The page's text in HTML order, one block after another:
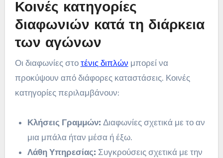
Κοινές κατηγορίες
διαφωνιών κατά τη διάρκεια
των αγώνων
Οι διαφωνίες στο τένις διπλών μπορεί να
προκύψουν από διάφορες καταστάσεις. Κοινές
κατηγορίες περιλαμβάνουν:
Κλήσεις Γραμμών: Διαφωνίες σχετικά με το αν
μια μπάλα ήταν μέσα ή έξω.
Λάθη Υπηρεσίας: Συγκρούσεις σχετικά με την